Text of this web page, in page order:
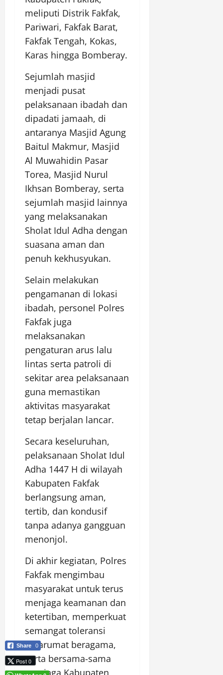
meliputi Distrik Fakfak,
Pariwari, Fakfak Barat,
Fakfak Tengah, Kokas,
Karas hingga Bomberay.
Sejumlah masjid
menjadi pusat
pelaksanaan ibadah dan
dipadati jamaah, di
antaranya Masjid Agung
Baitul Makmur, Masjid
Al Muwahidin Pasar
Torea, Masjid Nurul
Ikhsan Bomberay, serta
sejumlah masjid lainnya
yang melaksanakan
Sholat Idul Adha dengan
suasana aman dan
penuh kekhusyukan.
Selain melakukan
pengamanan di lokasi
ibadah, personel Polres
Fakfak juga
melaksanakan
pengaturan arus lalu
lintas serta patroli di
sekitar area pelaksanaan
guna memastikan
aktivitas masyarakat
tetap berjalan lancar.
Secara keseluruhan,
pelaksanaan Sholat Idul
Adha 1447 H di wilayah
Kabupaten Fakfak
berlangsung aman,
tertib, dan kondusif
tanpa adanya gangguan
menonjol.
Di akhir kegiatan, Polres
Fakfak mengimbau
masyarakat untuk terus
menjaga keamanan dan
ketertiban, memperkuat
semangat toleransi
antarumat beragama,
serta bersama-sama
menjaga Kabupaten
Share 0
Post 0